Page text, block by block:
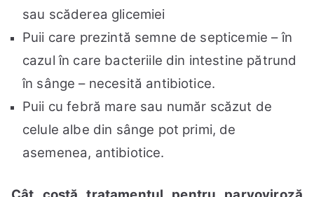
sau scăderea glicemiei
Puii care prezintă semne de septicemie – în
cazul în care bacteriile din intestine pătrund
în sânge – necesită antibiotice.
Puii cu febră mare sau număr scăzut de
celule albe din sânge pot primi, de
asemenea, antibiotice.